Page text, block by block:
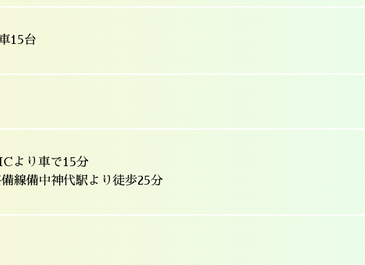
15台
より車で15分
線備中神代駅より徒歩25分